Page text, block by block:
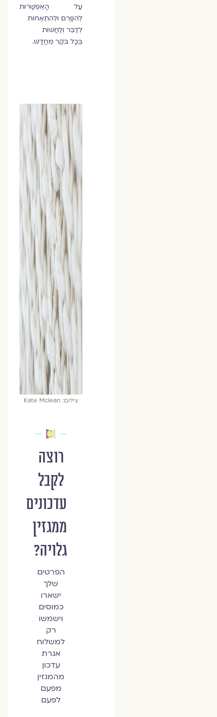
עַל הָאֶפְשָׁרוּת
לְהִפָּרֵם וּלְהִתְאַחוֹת
לְדַבֵּר וְלַחֲשׁוֹת
בְּכָל בֹּקֶר מֵחָדָשׁ.
צילום: Kate Mclean
רוצה
לקבל
עדכונים
ממגזין
גלויה?
הפרטים
שלך
ישארו
כמוסים
וישמשו
רק
למשלוח
אגרת
עדכון
מהמגזין
מפעם
לפעם